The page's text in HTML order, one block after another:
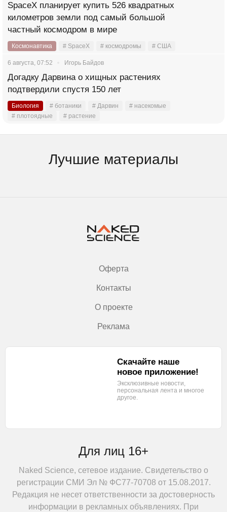
SpaceX планирует купить 526 квадратных
километров земли под самый большой
частный космодром в мире
Космонавтика # SpaceX # космодромы # США
6 августа, 07:52 Игорь Байдов
Догадку Дарвина о хищных растениях
подтвердили спустя 150 лет
Биология # ботаники # Дарвин
# насекомые
# плотоядные
# растение
Лучшие материалы
Оферта
Контакты
О проекте
Реклама
Для лиц 16+
Naked Science, сетевое издание. Свидетельство о
регистрации СМИ Эл № ФС77-70708 от 15.08.2017.
Редакция не несет ответственности за достоверность
информации в рекламных объявлениях. При
Скачайте наше
новое приложение!
Эксклюзивные новости,
персональная лента и многое
другое.